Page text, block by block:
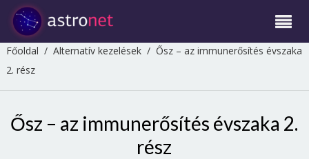
Főoldal / Alternatív kezelések/ Ősz – az immunerősítés évszaka
2. rész
Ősz – az immunerősítés évszaka 2.
rész